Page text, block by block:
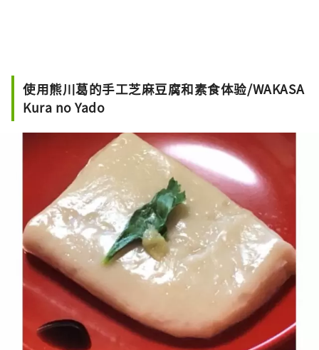
使用熊川葛的手工芝麻豆腐和素食体验/WAKASA
Kura no Yado